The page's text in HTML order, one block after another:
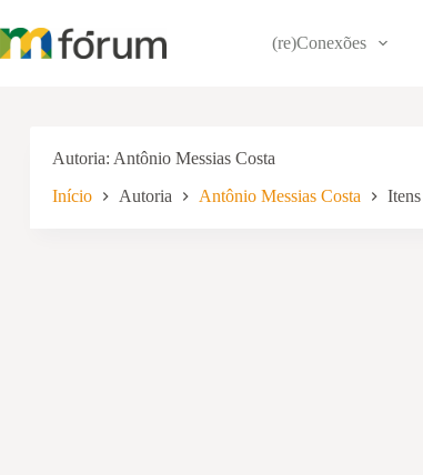
para
o
(re)Conexões
Autoria Antônio Messias Costa
Início Autoria Antônio Messias Costa Itens